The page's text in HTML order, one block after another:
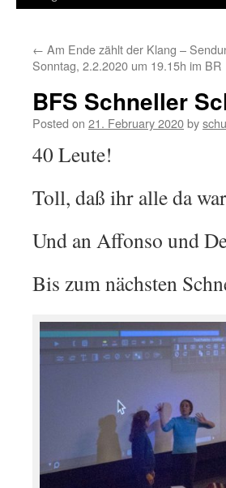
← Am Ende zählt der Klang –
Sonntag, 2.2.2020 um 19.15h im BR
BFS Schneller
Posted on 21. February 2020by
40 Leute!
Toll, daß ihr alle da
Und an Affonso und
Bis zum nächsten